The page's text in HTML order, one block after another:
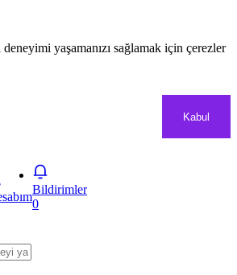
yaşamanızı sağlamak için çerezler
Kabul
Bildirimler
0